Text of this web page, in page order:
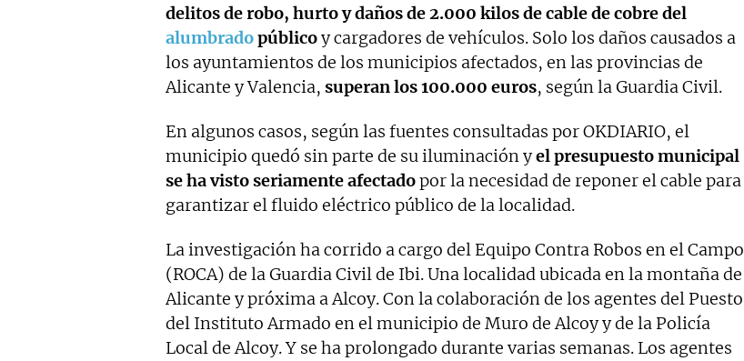
delitos de robo, hurto y daños de 2.000 kilos de cable de cobre del
alumbradopúblicoy cargadores de vehículos. Solo los daños causados a
los ayuntamientos de los municipios afectados, en las provincias de
Alicante y Valencia, superan los 100.000 euros, según la Guardia Civil.
En algunos casos, según las fuentes consultadas por OKDIARIO, el
municipio quedó sin parte de su iluminación yel presupuesto municipal
se ha visto seriamente afectadopor la necesidad de reponer el cable para
garantizar el fluido eléctrico público de la localidad.
La investigación ha corrido a cargo del Equipo Contra Robos en el Campo
(ROCA) de la Guardia Civil de Ibi. Una localidad ubicada en la montaña de
Alicante y próxima a Alcoy. Con la colaboración de los agentes del Puesto
del Instituto Armado en el municipio de Muro de Alcoy y de la Policía
Local de Alcoy. Y se ha prolongado durante varias semanas. Los agentes